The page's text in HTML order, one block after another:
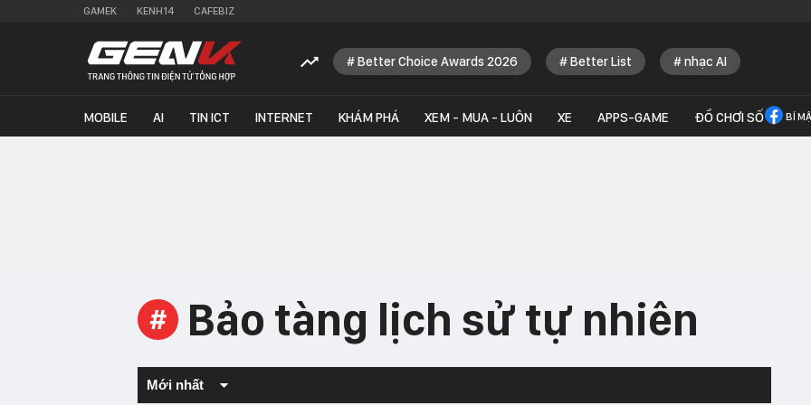
GAMEK KENH14 CAFEBIZ
Better Choice Awards 2026 Better List nhạc AI
MOBILE AI TIN ICT INTERNET KHÁM PHÁ XEM - MUA - LUÔN XE APPS-GAME ĐỒ CHƠI SỐ BÍ
# Bảo tàng lịch sử tự nhiên
Mới nhất